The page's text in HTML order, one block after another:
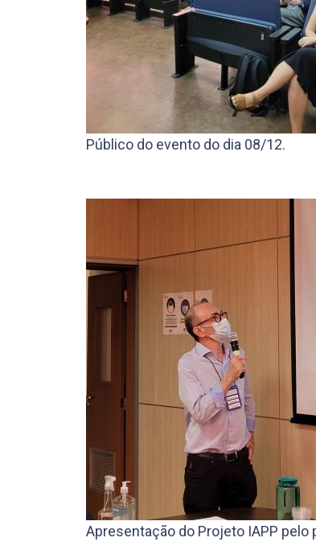
Público do evento do dia 08/12.
Apresentação do Projeto IAPP